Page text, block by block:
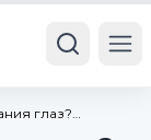
глаз?